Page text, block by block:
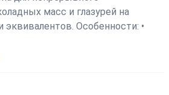
масс и глазурей на
эквивалентов. Особенности: •